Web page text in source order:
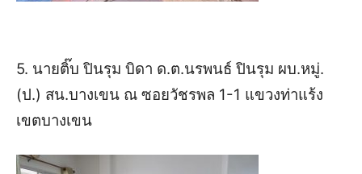
5. นายติ๊บ ปินรุม บิดา ด.ต.นรพนธ์ ปินรุม ผบ.หมู่.
(ป.) สน.บางเขน ณ ซอยวัชรพล 1-1 แขวงท่าแร้ง
เขตบางเขน